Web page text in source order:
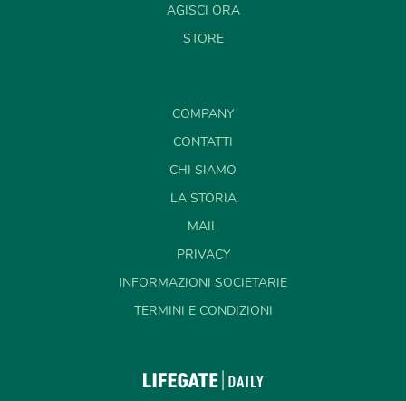
AGISCI ORA
STORE
COMPANY
CONTATTI
CHI SIAMO
LA STORIA
MAIL
PRIVACY
INFORMAZIONI SOCIETARIE
TERMINI E CONDIZIONI